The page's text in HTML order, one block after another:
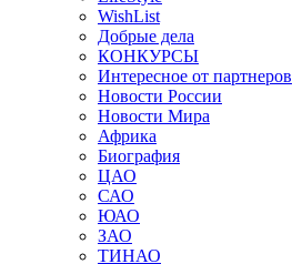
WishList
Добрые дела
КОНКУРСЫ
Интересное от партнеров
Новости России
Новости Мира
Африка
Биография
ЦАО
САО
ЮАО
ЗАО
ТИНАО